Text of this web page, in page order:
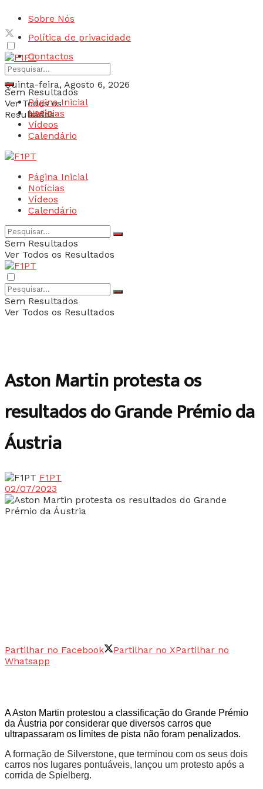
Sobre Nós
Política de privacidade
Contactos
Quinta-feira, Agosto 6, 2026
Login
Sem Resultados
Ver Todos os
Resultados
Página Inicial
Notícias
Vídeos
Calendário
Página Inicial
Notícias
Vídeos
Calendário
Sem Resultados
Ver Todos os Resultados
Sem Resultados
Ver Todos os Resultados
Aston Martin protesta os
resultados do Grande Prémio da
Áustria
F1PT
02/07/2023
Partilhar no Facebook Partilhar no XPartilhar no
Whatsapp
A Aston Martin protestou a classificação do Grande Prémio
da Áustria por considerar que diversos carros que
ultrapassaram os limites de pista não foram penalizados.
A formação de Silverstone, que terminou com os seus dois
carros nos lugares pontuáveis, lançou um protesto após a
corrida de Spielberg.